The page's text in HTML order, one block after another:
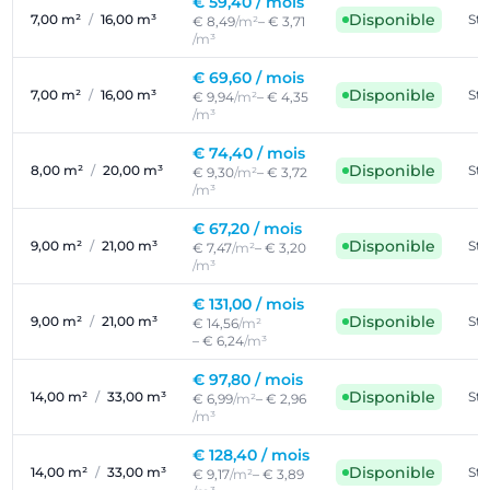
7,00 m² / 16,00 m³ € 8,49/m²– € 3,71
/m³
Disponible
7,00 m² / 16,00 m³
€ 69,60 / mois
€ 9,94/m²– € 4,35
/m³
Disponible
8,00 m² / 20,00 m³
€ 74,40 / mois
€ 9,30/m²– € 3,72
/m³
Disponible
9,00 m² / 21,00 m³
€ 67,20 / mois
€ 7,47/m²– € 3,20
/m³
Disponible
9,00 m² / 21,00 m³
€ 131,00 / mois
€ 14,56/m²
– € 6,24/m³
Disponible
14,00 m² / 33,00 m³
€ 97,80 / mois
€ 6,99/m²– € 2,96
/m³
Disponible
14,00 m² / 33,00 m³
€ 128,40 / mois
€ 9,17/m²– € 3,89
Disponible